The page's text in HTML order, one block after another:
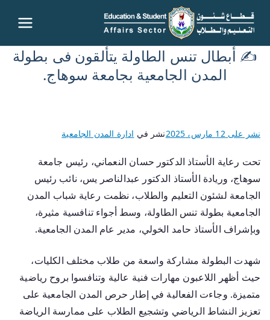
قطاع
شئون
والطلاب
– جامعة
سوهاج
✍️ أبطال تنس الطاولة يتألقون فى بطولة
المدن الجامعية بجامعة سوهاج.
نشر على 12 مارس، 2025 نشر في ادارة المدن الجامعية
تحت رعاية الأستاذ الدكتور حسان النعماني، رئيس جامعة
سوهاج، وريادة الأستاذ الدكتور عبدالناصر يس، نائب رئيس
الجامعة لشئون التعليم والطلاب، نظمت رعاية شباب المدن
الجامعية بطولة تنس الطاولة، وسط أجواء تنافسية مثيرة،
وبإشراف الأستاذ حامد الخولي، مدير عام المدن الجامعية.
شهدت البطولة مشاركة واسعة من طلاب مختلف الكليات،
حيث أظهر اللاعبون مهارات فنية عالية وتنافسوا بروح رياضية
متميزة. وجاءت الفعالية في إطار حرص المدن الجامعية على
تعزيز النشاط الرياضي وتشجيع الطلاب على ممارسة الرياضة